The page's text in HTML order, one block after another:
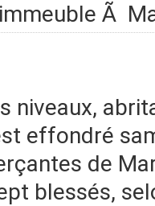
Ã
niveaux,
effondré
de
blessés,